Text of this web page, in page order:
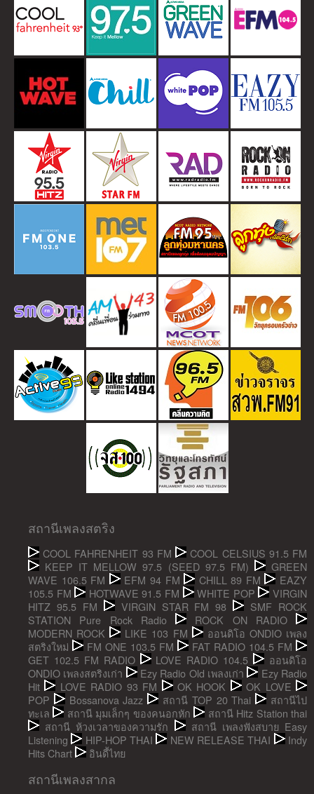
สถานีเพลงสตริง
COOL FAHRENHEIT 93 FM
COOL CELSIUS 91.5 FM
KEEP IT MELLOW 97.5 (SEED 97.5 FM)
GREEN
WAVE 106.5 FM
EFM 94 FM CHILL 89 FM
EAZY
105.5 FM
HOTWAVE 91.5 FM WHITE POP
VIRGIN
HITZ 95.5 FM
VIRGIN STAR FM 98
SMF ROCK
STATION Pure Rock Radio
ROCK ON RADIO
MODERN ROCK
LIKE 103 FM
ออนดิโอ ONDIO เพลง
สตริงใหม่
FM ONE 103.5 FM
FAT RADIO 104.5 FM
GET 102.5 FM RADIO
LOVE RADIO 104.5
ออนดิโอ
ONDIO เพลงสตริงเก่า
Ezy Radio Old เพลงเก่า
Ezy Radio
Hit
LOVE RADIO 93 FM OK HOOK
OK LOVE
POP
Bossanova Jazz สถานี TOP 20 Thai
สถานีไป
ทะเล
สถานี มุมเล็กๆ ของคนอกหัก
สถานี Hitz Station thai
สถานี ห้วงเวลาของความรัก
สถานี เพลงฟังสบาย Easy
Listening
HIP-HOP THAI NEW RELEASE THAI
Indy
Hits Chart
อินดี้ไทย
สถานีเพลงสากล